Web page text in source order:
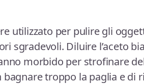
utilizzato per pulire gli
sgradevoli. Diluire l’aceto
morbido per strofinare
bagnare troppo la paglia e di